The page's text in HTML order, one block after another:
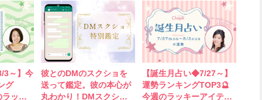
3～】今
グ
ッキ
彼とのDMのスクショを
送って鑑定。彼の本心が
丸わかり！DMスクショ
【誕生月占い◆7/27～】
運勢ランキングTOP3🔮
今週のラッキーアイテム